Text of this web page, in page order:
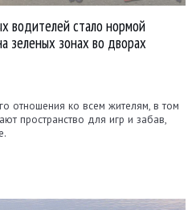
водителей стало нормой
зеленых зонах во дворах
отношения ко всем жителям, в том
пространство для игр и забав,